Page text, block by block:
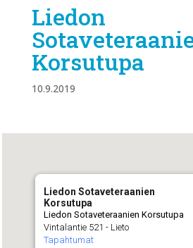
Liedon
Korsutupa
10.9.2019
Liedon Sotaveteraanien
Korsutupa
Liedon Sotaveteraanien Korsutupa
Vintalantie 521 - Lieto
Tapahtumat